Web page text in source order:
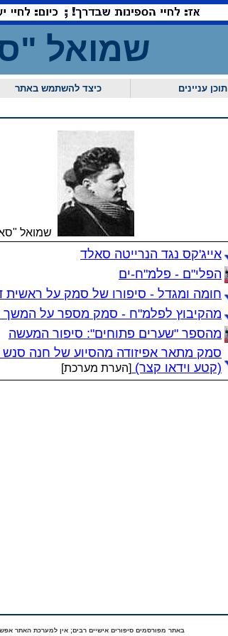
שמואל
כיצד להשתמש באתר תוכן עניינים
שמואל
אייג'קס נגד הנרייטה סאלד
הפלי"ם - פלמ"ח-ים
חומה ומגדל - סיפורו של סמק על ראשית
מהקיבוץ לפלמ"ח - סמק מספר על המשך
מהספר "שערים פתוחים": סיפור המעשה
סמק מתאר אפיזודה מהסיוע של חנה סנש
(קטע וידאו קצר) [הערת מערכת]
באתר מפורסמים סיפורים אישיים רבים; אין למערכת האתר